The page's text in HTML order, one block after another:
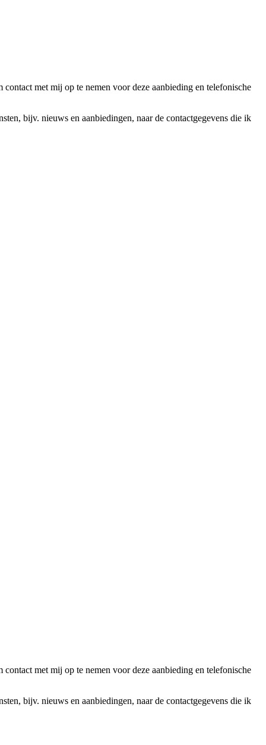
met mij op te nemen voor deze aanbieding en telefonische
bijv. nieuws en aanbiedingen, naar de contactgegevens die ik
met mij op te nemen voor deze aanbieding en telefonische
bijv. nieuws en aanbiedingen, naar de contactgegevens die ik